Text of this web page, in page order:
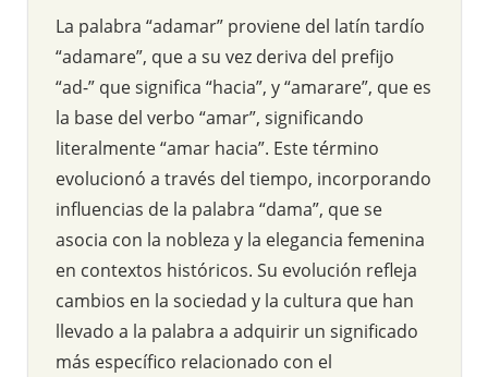
La palabra “adamar” proviene del latín tardío
“adamare”, que a su vez deriva del prefijo
“ad-” que significa “hacia”, y “amarare”, que es
la base del verbo “amar”, significando
literalmente “amar hacia”. Este término
evolucionó a través del tiempo, incorporando
influencias de la palabra “dama”, que se
asocia con la nobleza y la elegancia femenina
en contextos históricos. Su evolución refleja
cambios en la sociedad y la cultura que han
llevado a la palabra a adquirir un significado
más específico relacionado con el